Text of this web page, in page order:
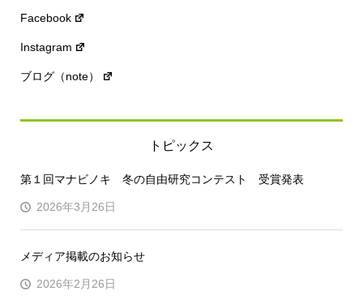
Facebook
Instagram
ブログ（note）
トピックス
第１回マナビノキ 冬の自由研究コンテスト 受賞発表
2026年3月26日
メディア掲載のお知らせ
2026年2月26日